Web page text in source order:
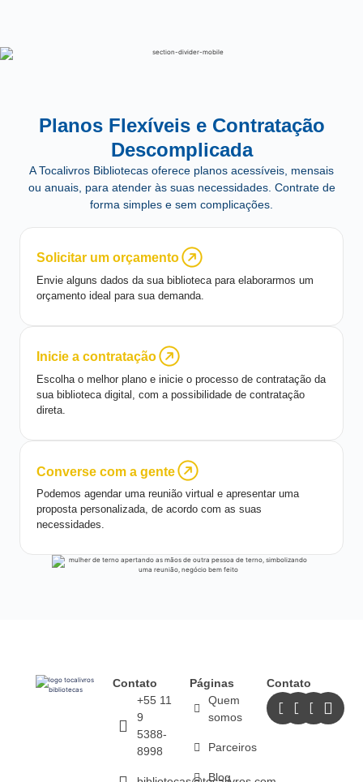
Planos Flexíveis e Contratação
Descomplicada
A Tocalivros Bibliotecas oferece planos acessíveis, mensais
ou anuais, para atender às suas necessidades. Contrate de
forma simples e sem complicações.
Solicitar um orçamento
Envie alguns dados da sua biblioteca para elaborarmos um
orçamento ideal para sua demanda.
Inicie a contratação
Escolha o melhor plano e inicie o processo de contratação da
sua biblioteca digital, com a possibilidade de contratação
direta.
Converse com a gente
Podemos agendar uma reunião virtual e apresentar uma
proposta personalizada, de acordo com as suas
necessidades.
Contato
+55 11
9
5388-
8998
Páginas
Quem
somos
Parceiros
Blog
Contato